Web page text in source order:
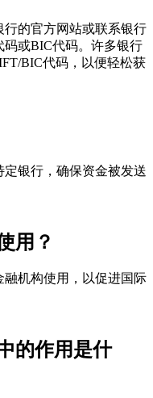
的官方网站或联系银行
码或BIC代码。许多银行
BIC代码，以便轻松获
银行，确保资金被发送
用？
融机构使用，以促进国际
的作用是什